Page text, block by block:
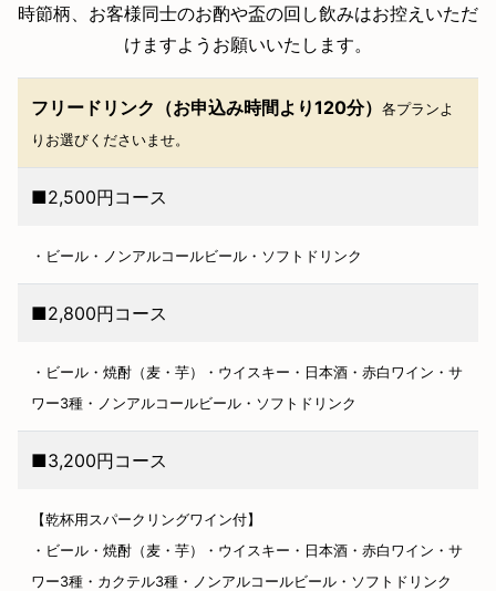
時節柄、お客様同士のお酌や盃の回し飲みはお控えいただ
けますようお願いいたします。
フリードリンク（お申込み時間より120分） 各プランよ
りお選びくださいませ。
■2,500円コース
・ビール・ノンアルコールビール・ソフトドリンク
■2,800円コース
・ビール・焼酎（麦・芋）・ウイスキー・日本酒・赤白ワイン・サ
ワー3種・ノンアルコールビール・ソフトドリンク
■3,200円コース
【乾杯用スパークリングワイン付】
・ビール・焼酎（麦・芋）・ウイスキー・日本酒・赤白ワイン・サ
ワー3種・カクテル3種・ノンアルコールビール・ソフトドリンク